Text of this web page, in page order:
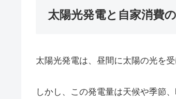
太陽光発電と自家消費
太陽光発電は、昼間に太陽の光を
しかし、この発電量は天候や季節